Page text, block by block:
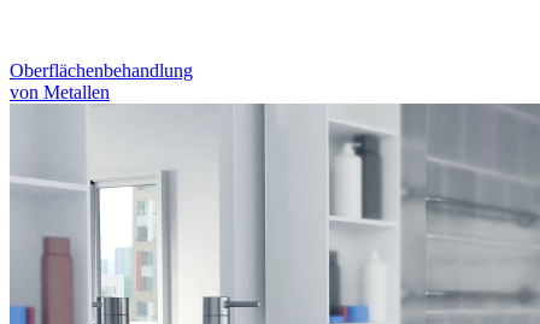
Oberflächenbehandlung
von Metallen